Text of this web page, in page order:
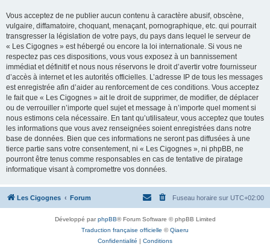
Vous acceptez de ne publier aucun contenu à caractère abusif, obscène,
vulgaire, diffamatoire, choquant, menaçant, pornographique, etc. qui pourrait
transgresser la législation de votre pays, du pays dans lequel le serveur de
« Les Cigognes » est hébergé ou encore la loi internationale. Si vous ne
respectez pas ces dispositions, vous vous exposez à un bannissement
immédiat et définitif et nous nous réservons le droit d’avertir votre fournisseur
d’accès à internet et les autorités officielles. L’adresse IP de tous les messages
est enregistrée afin d’aider au renforcement de ces conditions. Vous acceptez
le fait que « Les Cigognes » ait le droit de supprimer, de modifier, de déplacer
ou de verrouiller n’importe quel sujet et message à n’importe quel moment si
nous estimons cela nécessaire. En tant qu’utilisateur, vous acceptez que toutes
les informations que vous avez renseignées soient enregistrées dans notre
base de données. Bien que ces informations ne seront pas diffusées à une
tierce partie sans votre consentement, ni « Les Cigognes », ni phpBB, ne
pourront être tenus comme responsables en cas de tentative de piratage
informatique visant à compromettre vos données.
Les Cigognes Forum Fuseau horaire sur UTC+02:00
Développé parphpBB® Forum Software © phpBB Limited
Traduction française officielle ©Qiaeru
Confidentialité | Conditions